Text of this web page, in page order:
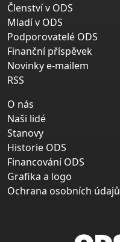
Členství v ODS
Mladí v ODS
Podporovatelé ODS
Finanční příspěvek
Novinky e-mailem
RSS
O nás
Naši lidé
Stanovy
Historie ODS
Financování ODS
Grafika a logo
Ochrana osobních údajů